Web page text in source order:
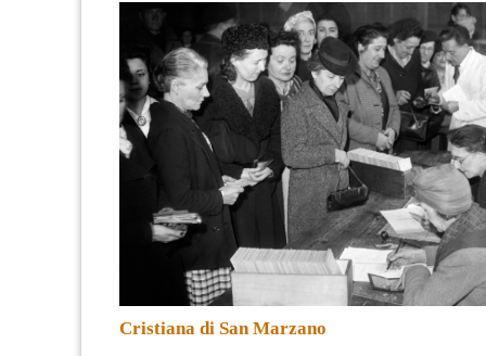
Cristiana di San Marzano